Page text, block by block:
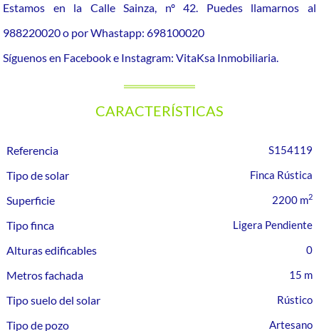
Estamos en la Calle Sainza, nº 42. Puedes llamarnos al
988220020 o por Whastapp: 698100020
Síguenos en Facebook e Instagram: VitaKsa Inmobiliaria.
CARACTERÍSTICAS
Referencia S154119
Tipo de solar Finca Rústica
Superficie 2200 m2
Tipo finca Ligera Pendiente
Alturas edificables 0
Metros fachada 15 m
Tipo suelo del solar Rústico
Tipo de pozo Artesano